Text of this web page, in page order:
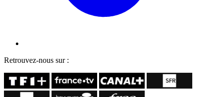
Retrouvez-nous sur :